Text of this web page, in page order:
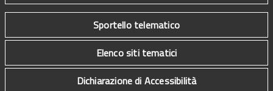
Sportello telematico
Elenco siti tematici
Dichiarazione di Accessibilità